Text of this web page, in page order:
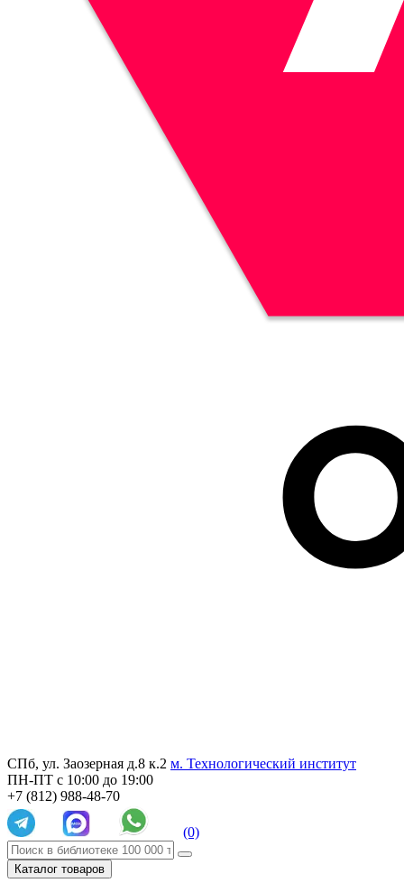
СПб, ул. Заозерная д.8 к.2 м. Технологический институт
ПН-ПТ с 10:00 до 19:00
+7 (812) 988-48-70
(0)
Каталог товаров